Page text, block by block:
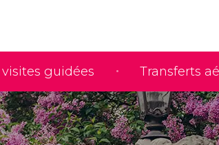
guidées Transferts